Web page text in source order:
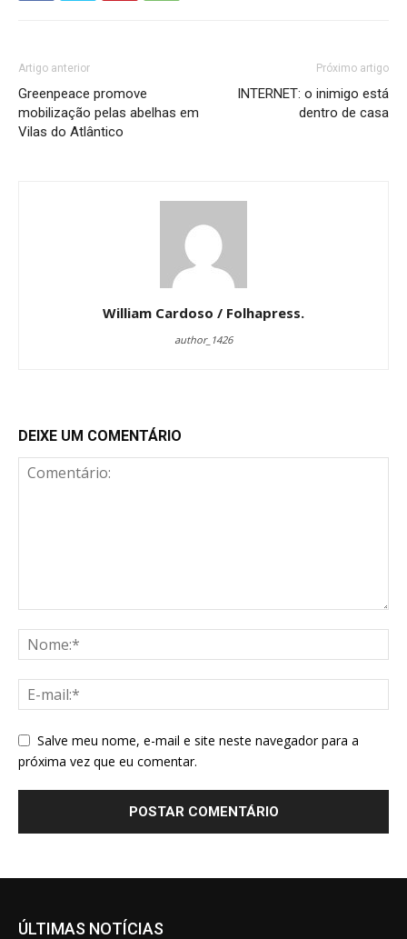
Artigo anterior
Greenpeace promove
mobilização pelas abelhas em
Vilas do Atlântico
Próximo artigo
INTERNET: o inimigo está
dentro de casa
William Cardoso / Folhapress.
author_1426
DEIXE UM COMENTÁRIO
Salve meu nome, e-mail e site neste navegador para a
próxima vez que eu comentar.
ÚLTIMAS NOTÍCIAS